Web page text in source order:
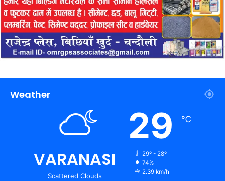
Weather
VARANASI
Scattered Clouds
29 ℃
29º - 28º
74%
2.39 km/h